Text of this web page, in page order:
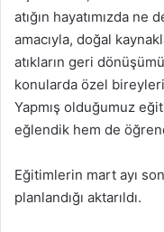
atığın hayatımızda
amacıyla, doğal
atıkların geri
konularda özel
Yapmış olduğumuz
eğlendik hem de
Eğitimlerin mart ayı
planlandığı aktarıldı.